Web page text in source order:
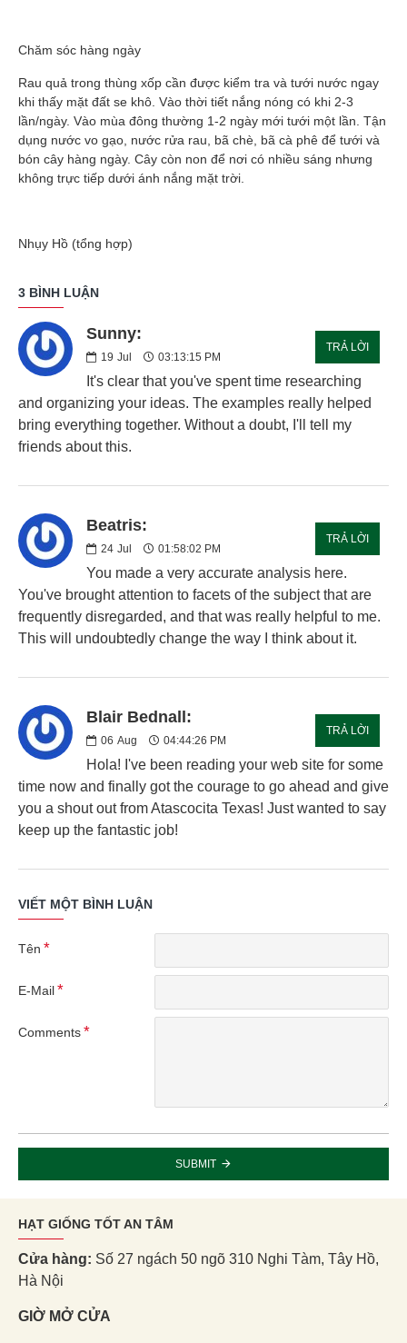
Chăm sóc hàng ngày
Rau quả trong thùng xốp cần được kiểm tra và tưới nước ngay
khi thấy mặt đất se khô. Vào thời tiết nắng nóng có khi 2-3
lần/ngày. Vào mùa đông thường 1-2 ngày mới tưới một lần. Tận
dụng nước vo gạo, nước rửa rau, bã chè, bã cà phê để tưới và
bón cây hàng ngày. Cây còn non để nơi có nhiều sáng nhưng
không trực tiếp dưới ánh nắng mặt trời.
Nhụy Hồ (tổng hợp)
3 BÌNH LUẬN
Sunny:
19 Jul 03:13:15 PM
TRẢ LỜI
It's clear that you've spent time researching
and organizing your ideas. The examples really helped
bring everything together. Without a doubt, I'll tell my
friends about this.
Beatris:
24 Jul 01:58:02 PM
TRẢ LỜI
You made a very accurate analysis here.
You've brought attention to facets of the subject that are
frequently disregarded, and that was really helpful to me.
This will undoubtedly change the way I think about it.
Blair Bednall:
06 Aug 04:44:26 PM
TRẢ LỜI
Hola! I've been reading your web site for some
time now and finally got the courage to go ahead and give
you a shout out from Atascocita Texas! Just wanted to say
keep up the fantastic job!
VIẾT MỘT BÌNH LUẬN
Tên
E-Mail
Comments
SUBMIT
HẠT GIỐNG TỐT AN TÂM
Cửa hàng: Số 27 ngách 50 ngõ 310 Nghi Tàm, Tây Hồ,
Hà Nội
GIỜ MỞ CỬA